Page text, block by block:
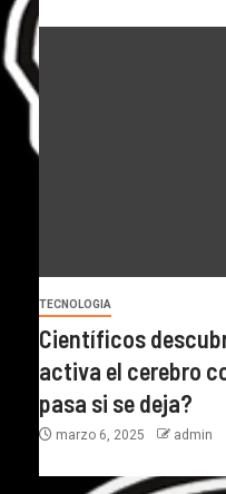
TECNOLOGIA
Científicos
activa el cerebro
pasa si se deja?
marzo 6, 2025 admin